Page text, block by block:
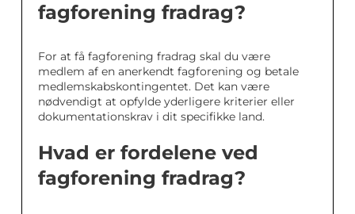
fagforening fradrag?
For at få fagforening fradrag skal du være
medlem af en anerkendt fagforening og betale
medlemskabskontingentet. Det kan være
nødvendigt at opfylde yderligere kriterier eller
dokumentationskrav i dit specifikke land.
Hvad er fordelene ved
fagforening fradrag?